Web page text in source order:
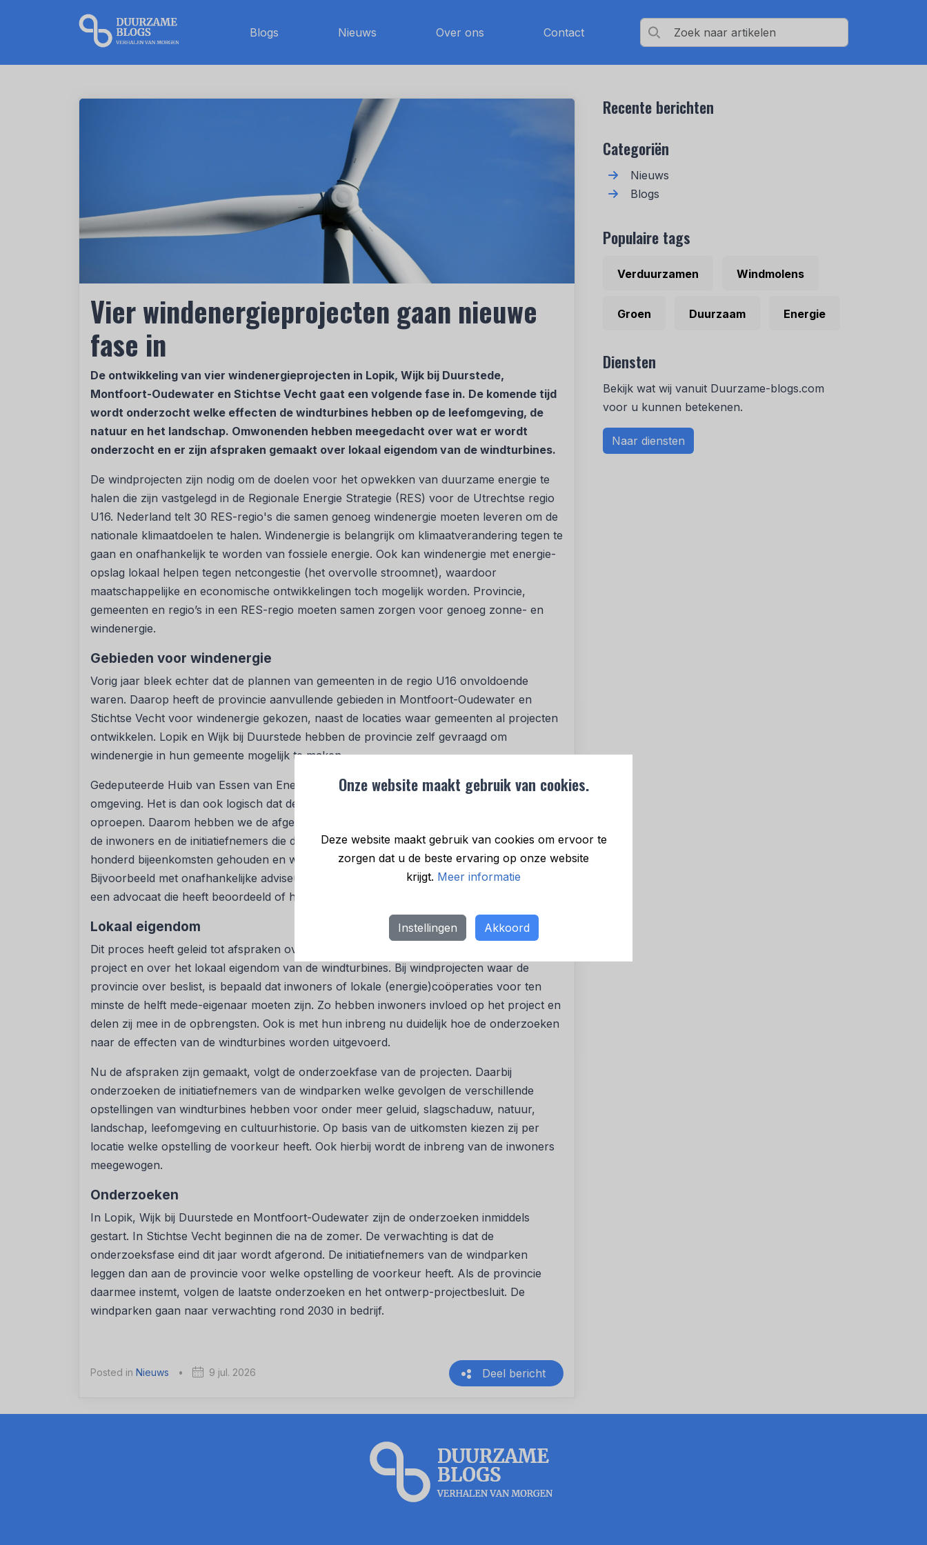
Onze website maakt gebruik van cookies.
Deze website maakt gebruik van cookies om ervoor te
zorgen dat u de beste ervaring op onze website
krijgt. Meer informatie
Instellingen Akkoord
Blogs Nieuws Over ons Contact
Vier windenergieprojecten gaan nieuwe
fase in
De ontwikkeling van vier windenergieprojecten in Lopik, Wijk bij Duurstede,
Montfoort-Oudewater en Stichtse Vecht gaat een volgende fase in. De komende tijd
wordt onderzocht welke effecten de windturbines hebben op de leefomgeving, de
natuur en het landschap. Omwonenden hebben meegedacht over wat er wordt
onderzocht en er zijn afspraken gemaakt over lokaal eigendom van de windturbines.
De windprojecten zijn nodig om de doelen voor het opwekken van duurzame energie te
halen die zijn vastgelegd in de Regionale Energie Strategie (RES) voor de Utrechtse regio
U16. Nederland telt 30 RES-regio's die samen genoeg windenergie moeten leveren om de
nationale klimaatdoelen te halen. Windenergie is belangrijk om klimaatverandering tegen te
gaan en onafhankelijk te worden van fossiele energie. Ook kan windenergie met energie-
opslag lokaal helpen tegen netcongestie (het overvolle stroomnet), waardoor
maatschappelijke en economische ontwikkelingen toch mogelijk worden. Provincie,
gemeenten en regio’s in een RES-regio moeten samen zorgen voor genoeg zonne- en
windenergie.
Gebieden voor windenergie
Vorig jaar bleek echter dat de plannen van gemeenten in de regio U16 onvoldoende
waren. Daarop heeft de provincie aanvullende gebieden in Montfoort-Oudewater en
Stichtse Vecht voor windenergie gekozen, naast de locaties waar gemeenten al projecten
ontwikkelen. Lopik en Wijk bij Duurstede hebben de provincie zelf gevraagd om
windenergie in hun gemeente mogelijk te maken.
Gedeputeerde Huib van Essen van Energietransitie: “Een windpark heeft impact op de
omgeving. Het is dan ook logisch dat de plannen daarvoor veel vragen en reacties
oproepen. Daarom hebben we de afgelopen anderhalf jaar intensief samengewerkt met
de inwoners en de initiatiefnemers die de vier windparken ontwikkelen. Er zijn bijna
honderd bijeenkomsten gehouden en we hebben omwonenden ondersteuning geboden.
Bijvoorbeeld met onafhankelijke adviseurs op het gebied van geluid van windturbines en
een advocaat die heeft beoordeeld of het belang van de omgeving voldoende is geborgd.”
Lokaal eigendom
Dit proces heeft geleid tot afspraken over hoe omwonenden betrokken worden bij het
project en over het lokaal eigendom van de windturbines. Bij windprojecten waar de
provincie over beslist, is bepaald dat inwoners of lokale (energie)coöperaties voor ten
minste de helft mede-eigenaar moeten zijn. Zo hebben inwoners invloed op het project en
delen zij mee in de opbrengsten. Ook is met hun inbreng nu duidelijk hoe de onderzoeken
naar de effecten van de windturbines worden uitgevoerd.
Nu de afspraken zijn gemaakt, volgt de onderzoekfase van de projecten. Daarbij
onderzoeken de initiatiefnemers van de windparken welke gevolgen de verschillende
opstellingen van windturbines hebben voor onder meer geluid, slagschaduw, natuur,
landschap, leefomgeving en cultuurhistorie. Op basis van de uitkomsten kiezen zij per
locatie welke opstelling de voorkeur heeft. Ook hierbij wordt de inbreng van de inwoners
meegewogen.
Onderzoeken
In Lopik, Wijk bij Duurstede en Montfoort-Oudewater zijn de onderzoeken inmiddels
gestart. In Stichtse Vecht beginnen die na de zomer. De verwachting is dat de
onderzoeksfase eind dit jaar wordt afgerond. De initiatiefnemers van de windparken
leggen dan aan de provincie voor welke opstelling de voorkeur heeft. Als de provincie
daarmee instemt, volgen de laatste onderzoeken en het ontwerp-projectbesluit. De
windparken gaan naar verwachting rond 2030 in bedrijf.
Posted in Nieuws • 9 jul. 2026 Deel bericht
Recente berichten
Categoriën
Nieuws
Blogs
Populaire tags
Verduurzamen Windmolens
Groen Duurzaam Energie
Diensten
Bekijk wat wij vanuit Duurzame-blogs.com
voor u kunnen betekenen.
Naar diensten